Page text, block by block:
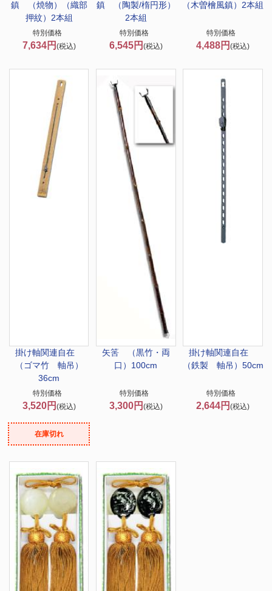
鎮 （焼物）（織部
押紋）2本組
特別価格
7,634円 (税込)
鎮 （陶製/楕円形）
2本組
特別価格
6,545円 (税込)
（木曽檜風鎮）2本組
特別価格
4,488円(税込)
掛け軸関連自在
（ゴマ竹 軸吊）
36cm
特別価格
3,520円 (税込)
在庫切れ
矢筈 （黒竹・両
口）100cm
特別価格
3,300円 (税込)
掛け軸関連自在
（鉄製 軸吊）50cm
特別価格
2,644円(税込)